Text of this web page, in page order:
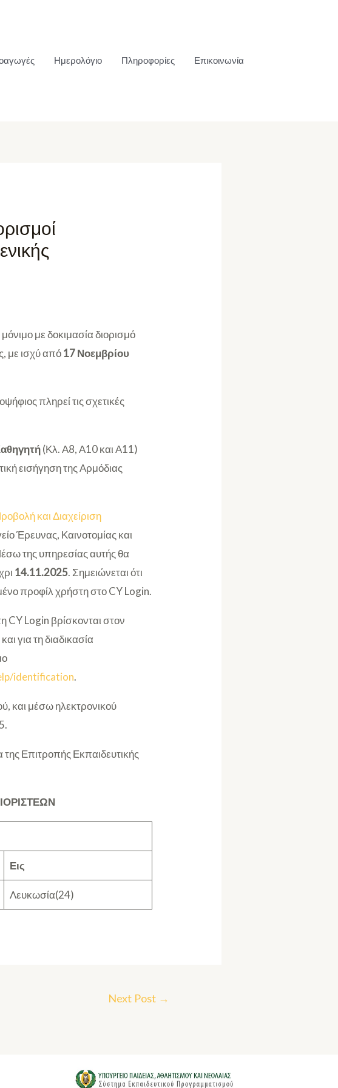
Ημερολόγιο Πληροφορίες Επικοινωνία
με δοκιμασία διορισμό
με ισχύ από17 Νοεμβρίου
πληρεί τις σχετικές
(Κλ. Α8, Α10 και Α11)
εισήγηση της Αρμόδιας
και Διαχείριση
Έρευνας, Καινοτομίας και
της υπηρεσίας αυτής θα
14.11.2025. Σημειώνεται ότι
προφίλ χρήστη στο CY Login.
CY Login βρίσκονται στον
και για τη διαδικασία
identification.
και μέσω ηλεκτρονικού
Επιτροπής Εκπαιδευτικής
Εις
Λευκωσία(24)
Next Post →